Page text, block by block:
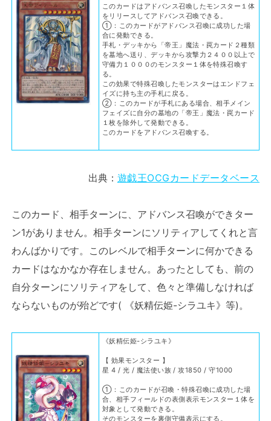
このカードはアドバンス召喚したモンスター１体
をリリースしてアドバンス召喚できる。
①：このカードがアドバンス召喚に成功した場
合に発動できる。
手札・デッキから「帝王」魔法・罠カード２種類
を墓地へ送り、デッキから攻撃力２４００以上で
守備力１０００のモンスター１体を特殊召喚す
る。
この効果で特殊召喚したモンスターはエンドフェ
イズに持ち主の手札に戻る。
②：このカードが手札にある場合、相手メイン
フェイズに自分の墓地の「帝王」魔法・罠カード
１枚を除外して発動できる。
このカードをアドバンス召喚する。
出典： 遊戯王OCGカードデータベース
このカード、相手ターンに、アドバンス召喚ができター
ン1がありません。相手ターンにソリティアしてくれと言
わんばかりです。このレベルで相手ターンに何かできる
カードはなかなか存在しません。あったとしても、前の
自分ターンにソリティアをして、色々と準備しなければ
ならないものが殆どです( 《妖精伝姫-シラユキ》等)。
《妖精伝姫-シラユキ》
【 効果モンスター 】
星 4 / 光 / 魔法使い族 / 攻1850 / 守1000
①：このカードが召喚・特殊召喚に成功した場
合、相手フィールドの表側表示モンスター１体を
対象として発動できる。
そのモンスターを裏側守備表示にする。